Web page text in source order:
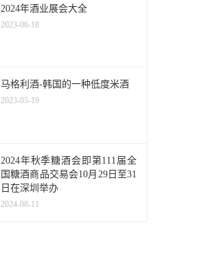
2024年酒业展会大全
2023-06-18
马格利酒-韩国的一种低度米酒
2023-05-19
2024年秋季糖酒会即第111届全
国糖酒商品交易会10月29日至31
日在深圳举办
2024-08-11